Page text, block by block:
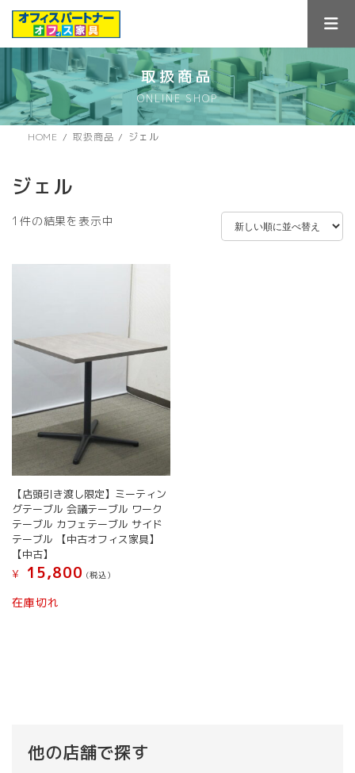
ス
キ
ン
に
取扱商品
ONLINE SHOP
HOME 取扱商品 ジェル
ジェル
1件の結果を表示中
【店頭引き渡し限定】ミーティン
グテーブル 会議テーブル ワーク
テーブル カフェテーブル サイド
テーブル 【中古オフィス家具】
【中古】
¥
15,800 (税込）
在庫切れ
他の店舗で探す